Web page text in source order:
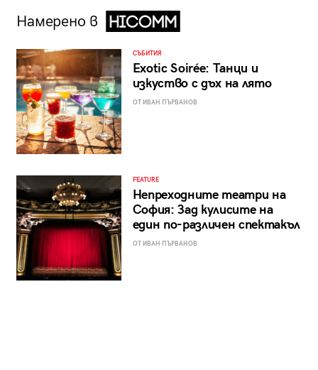
Намерено в
СЪБИТИЯ
Exotic Soirée: Танци и
изкуство с дъх на лято
ОТ ИВАН ПЪРВАНОВ
FEATURE
Непреходните театри на
София: Зад кулисите на
един по-различен спектакъл
ОТ ИВАН ПЪРВАНОВ